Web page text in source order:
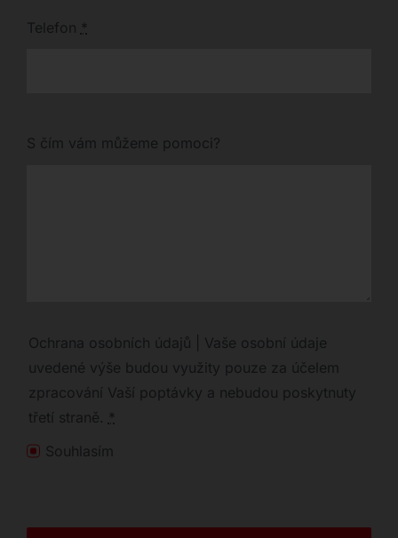
Telefon *
S čím vám můžeme pomoci?
Ochrana osobních údajů | Vaše osobní údaje
uvedené výše budou využity pouze za účelem
zpracování Vaší poptávky a nebudou poskytnuty
třetí straně. *
Souhlasím